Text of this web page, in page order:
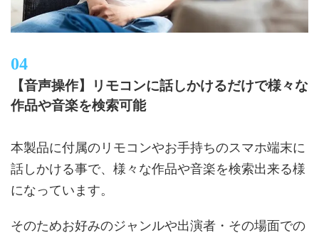
【音声操作】リモコンに話しかけるだけで様々な
作品や音楽を検索可能
本製品に付属のリモコンやお手持ちのスマホ端末に
話しかける事で、様々な作品や音楽を検索出来る様
になっています。
そのためお好みのジャンルや出演者・その場面での